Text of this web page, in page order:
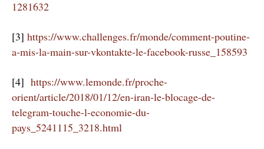
1281632
[3] https://www.challenges.fr/monde/comment-poutine-
a-mis-la-main-sur-vkontakte-le-facebook-russe_158593
[4] https://www.lemonde.fr/proche-
orient/article/2018/01/12/en-iran-le-blocage-de-
telegram-touche-l-economie-du-
pays_5241115_3218.html